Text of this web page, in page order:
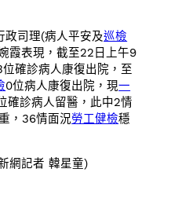
政司理(病人平安及巡檢
霞表現，截至22日上午9
確診病人康復出院，至
0位病人康復出院，現一
確診病人留醫，此中2情
，36情面況勞工健檢穩
網記者 韓星童)